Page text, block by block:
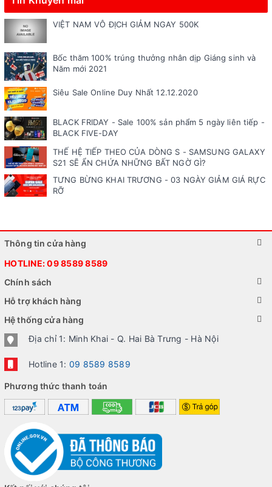
VIỆT NAM VÔ ĐỊCH GIẢM NGAY 500K
Bốc thăm 100% trúng thưởng nhân dịp Giáng sinh và
Năm mới 2021
Siêu Sale Online Duy Nhất 12.12.2020
BLACK FRIDAY - Sale 100% sản phẩm 5 ngày liên tiếp -
BLACK FIVE-DAY
THẾ HỆ TIẾP THEO CỦA DÒNG S - SAMSUNG GALAXY
S21 SẼ ẨN CHỨA NHỮNG BẤT NGỜ GÌ?
TƯNG BỪNG KHAI TRƯƠNG - 03 NGÀY GIẢM GIÁ RỰC
RỠ
Thông tin cửa hàng
HOTLINE:09 8589 8589
Chính sách
Hỗ trợ khách hàng
Hệ thống cửa hàng
Địa chỉ 1: Minh Khai - Q. Hai Bà Trưng - Hà Nội
Hotline 1: 09 8589 8589
Phương thức thanh toán